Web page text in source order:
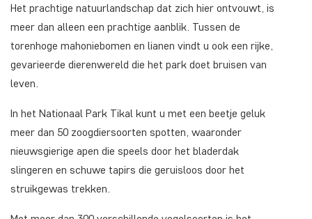
Het prachtige natuurlandschap dat zich hier ontvouwt, is
meer dan alleen een prachtige aanblik. Tussen de
torenhoge mahoniebomen en lianen vindt u ook een rijke,
gevarieerde dierenwereld die het park doet bruisen van
leven.
In het Nationaal Park Tikal kunt u met een beetje geluk
meer dan 50 zoogdiersoorten spotten, waaronder
nieuwsgierige apen die speels door het bladerdak
slingeren en schuwe tapirs die geruisloos door het
struikgewas trekken.